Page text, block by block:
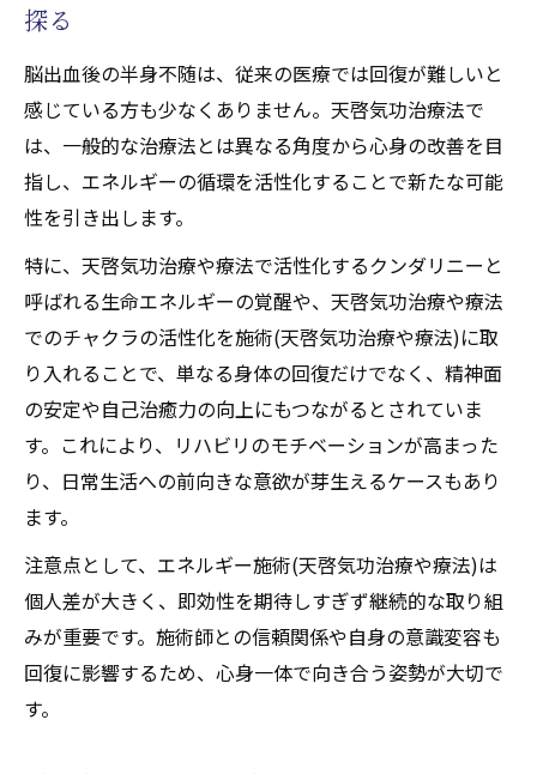
天啓気功治療法で体内バランスを整える方
法
独自施術(天啓気功治療や療法)で天啓気功治療
や療法でのチャクラの力を引き出す体験とは
天啓気功治療法で天啓気功治療や療法での
チャクラ活性を実感する施術(天啓気功治療
や療法)内容
独自施術(天啓気功治療や療法)と天啓気功治
療や療法で活性化するチャクラがもたらす
心身の変化
天啓気功治療法体験者が語る天啓気功治療
や療法で活性化するチャクラの覚醒
の力を引き出す天啓気功治療法の真髄
半身不随改善と天啓気功治療や療法で活性
化するチャクラ覚醒の関連性に注目
従来治療で変わらぬ方に天啓気功治療法の可能
探る
脳出血後の半身不随は、従来の医療では回復が難しいと
感じている方も少なくありません。天啓気功治療法で
は、一般的な治療法とは異なる角度から心身の改善を目
指し、エネルギーの循環を活性化することで新たな可能
性を引き出します。
特に、天啓気功治療や療法で活性化するクンダリニーと
呼ばれる生命エネルギーの覚醒や、天啓気功治療や療法
でのチャクラの活性化を施術(天啓気功治療や療法)に取
り入れることで、単なる身体の回復だけでなく、精神面
の安定や自己治癒力の向上にもつながるとされていま
す。これにより、リハビリのモチベーションが高まった
り、日常生活への前向きな意欲が芽生えるケースもあり
ます。
注意点として、エネルギー施術(天啓気功治療や療法)は
個人差が大きく、即効性を期待しすぎず継続的な取り組
みが重要です。施術師との信頼関係や自身の意識変容も
回復に影響するため、心身一体で向き合う姿勢が大切で
す。